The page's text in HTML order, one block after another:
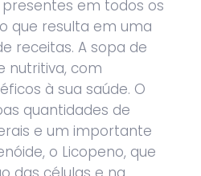
em todos os
que resulta em uma
receitas. A sopa de
nutritiva, com
à sua saúde. O
quantidades de
e um importante
o Licopeno, que